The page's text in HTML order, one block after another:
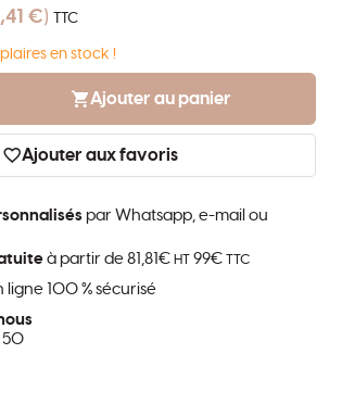
€ TTC
en stock !
Ajouter au panier
Ajouter aux favoris
par Whatsapp, e-mail ou
à partir de 81,81€ HT 99€ TTC
ligne 100 % sécurisé
50